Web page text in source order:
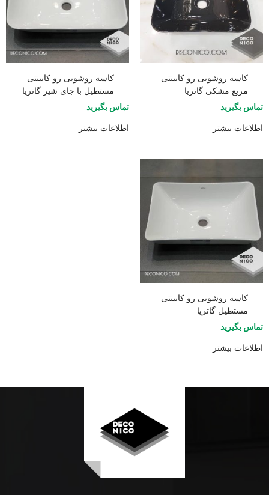
کاسه روشویی رو کابینتی
مربع مشکی گاتریا
تماس بگیرید
اطلاعات بیشتر
کاسه روشویی رو کابینتی
مستطیل با جای شیر گاتریا
تماس بگیرید
اطلاعات بیشتر
کاسه روشویی رو کابینتی
مستطیل گاتریا
تماس بگیرید
اطلاعات بیشتر